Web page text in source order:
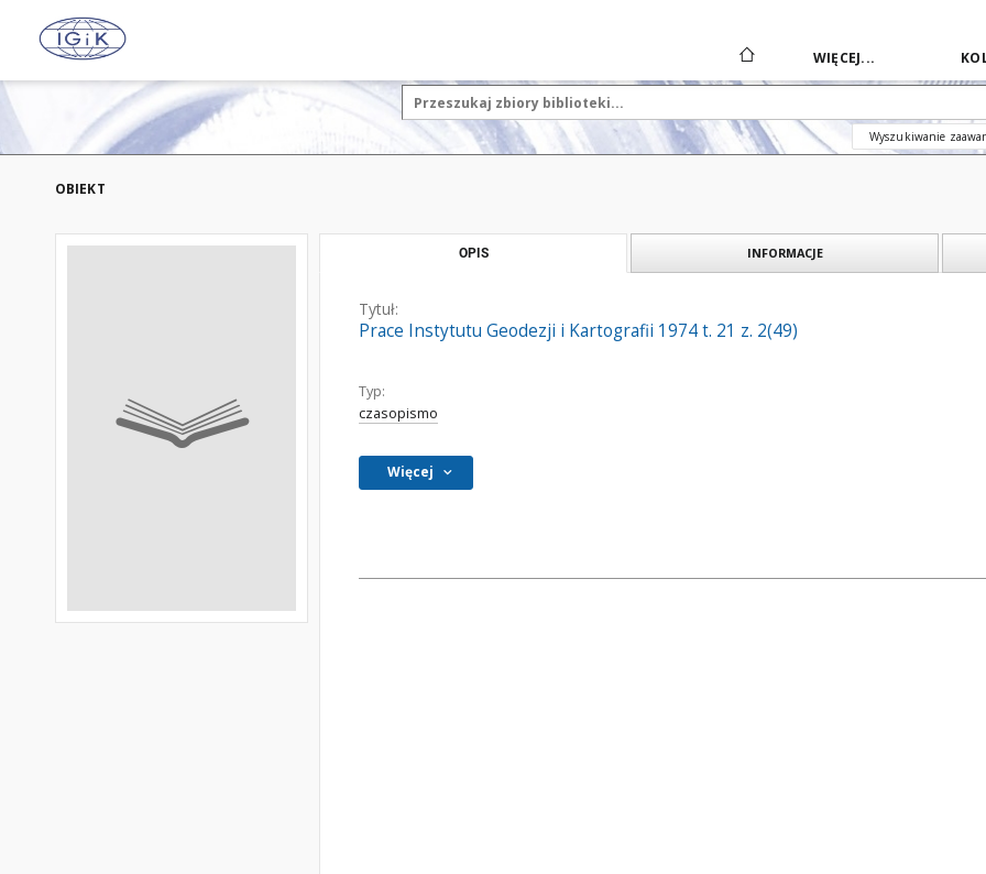
WIĘCEJ...
Wyszukiwanie
OBIEKT
OPIS INFORMACJE
Tytuł:
Prace Instytutu Geodezji i Kartografii 1974 t. 21 z. 2(49)
Typ:
czasopismo
Więcej